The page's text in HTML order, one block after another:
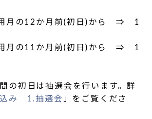
月の12か月前(初日)から ⇒ 1
月の11か月前(初日)から ⇒ 1
の初日は抽選会を行います。詳
み 1.抽選会 」をご覧くださ